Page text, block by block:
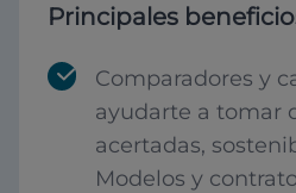
Principales
Comparadores y
ayudarte a tomar
acertadas,
Modelos y